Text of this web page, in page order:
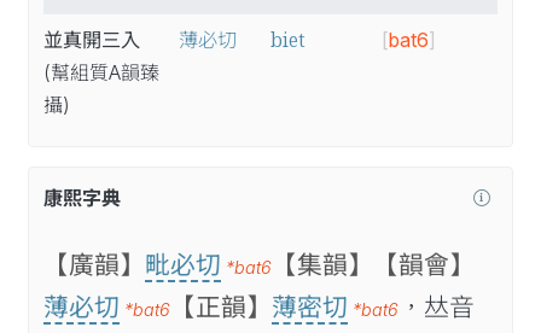
並真開三入
(幫組質A韻臻
攝)
薄必切 biet [bat6]
康熙字典
【廣韻】 毗必切 *bat6 【集韻】
【韻會】
薄必切 *bat6 【正韻】 薄密切 *bat6 ，𠀤音